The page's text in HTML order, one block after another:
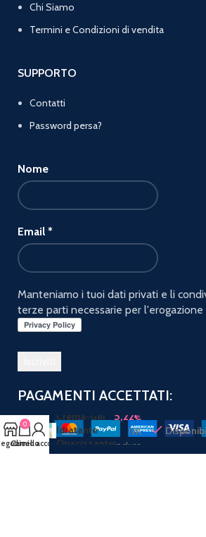
Chi Siamo
Termini e Condizioni di vendita
SUPPORTO
Contatti
Password persa?
Nome
Email *
Manteniamo i tuoi dati privati e li
terze parti necessarie per l'erogazione
PAGAMENTI ACCETTATI:
Hydra Plus
Crema-Gel
Idratante
Opacizzante
50 ml
5,22€
IVA
inclusa
0
Carrello
Il mio account